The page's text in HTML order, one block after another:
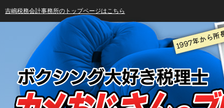
吉嶋税務会計事務所のトップページはこちら